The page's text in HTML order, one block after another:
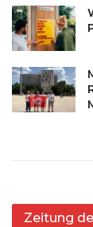
Zeitung